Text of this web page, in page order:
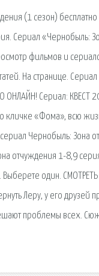
(1 сезон)
Сериал «Чернобыль:
фильмов и
На странице.
ОНЛАЙН! Сериал: КВЕСТ
«Фома», всю
Чернобыль: Зона
отчуждения 1-8,9
Выберете один.
Леру, у его
проблемы всех.